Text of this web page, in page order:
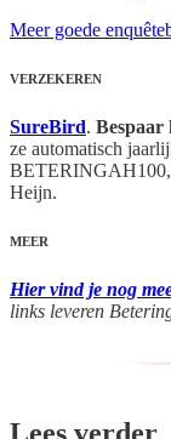
Meer goede
VERZEKEREN
SureBird. Bespaar
ze automatisch
BETERINGAH100,
Heijn.
MEER
Hier vind je nog
links leveren
Lees verder